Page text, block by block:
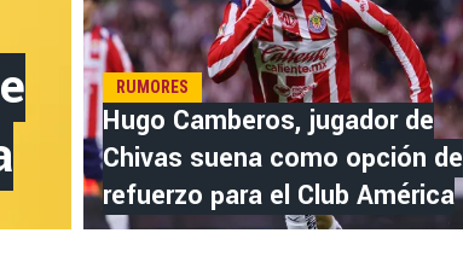
RUMORES
Hugo Camberos, jugador de
Chivas suena como opción de
refuerzo para el Club América